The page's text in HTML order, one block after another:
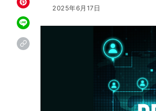
2025年6月17日